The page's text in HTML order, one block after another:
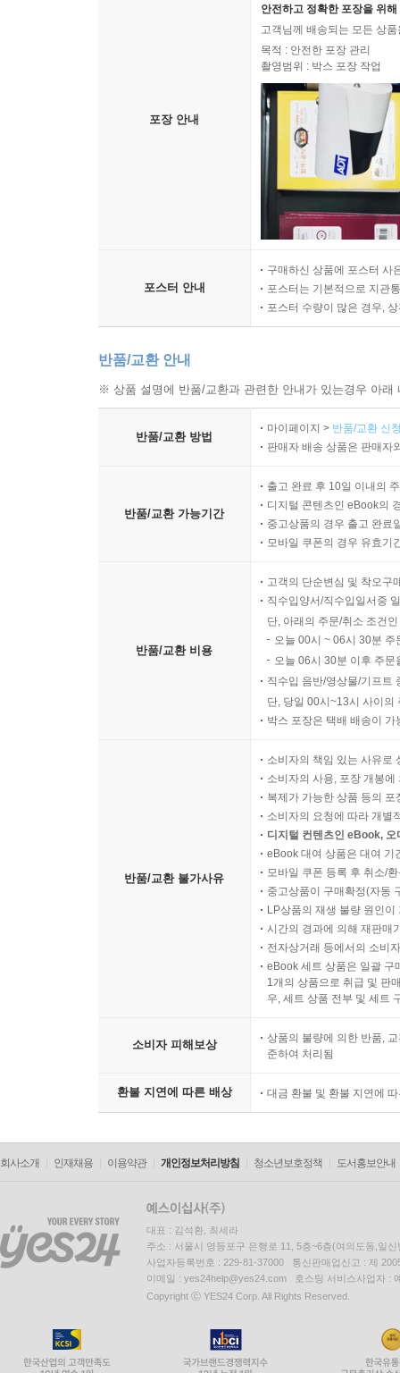
포장 안내
안전하고 정확한 포장을 위
고객님께 배송되는 모든 상
목적 : 안전한 포장 관리
촬영범위 : 박스 포장 작업
포스터 안내
구매하신 상품에 포스터 사
포스터는 기본적으로 지관
포스터 수량이 많은 경우,
반품/교환 안내
※ 상품 설명에 반품/교환과 관련한 안내가 있는경우 아
반품/교환 방법
마이페이지 > 반품/교환 신
판매자 배송 상품은 판매자
반품/교환 가능기간
출고 완료 후 10일 이내의
디지털 콘텐츠인 eBook의
중고상품의 경우 출고 완료
모바일 쿠폰의 경우 유효기
반품/교환 비용
고객의 단순변심 및 착오구
직수입양서/직수입일서중
단, 아래의 주문/취소 조건
오늘 00시 ~ 06시 30분
오늘 06시 30분 이후 주
직수입 음반/영상물/기프트
단, 당일 00시~13시 사이의
박스 포장은 택배 배송이
반품/교환 불가사유
소비자의 책임 있는 사유로
소비자의 사용, 포장 개봉
복제가 가능한 상품 등의
소비자의 요청에 따라 개별
디지털 컨텐츠인 eBook,
eBook 대여 상품은 대여 기
모바일 쿠폰 등록 후 취소/
중고상품이 구매확정(자동
LP상품의 재생 불량 원인
시간의 경과에 의해 재판매
전자상거래 등에서의 소비
eBook 세트 상품은 일괄 구
1개의 상품으로 취급 및 판
우, 세트 상품 전부 및 세트
소비자 피해보상
상품의 불량에 의한 반품,
준하여 처리됨
환불 지연에 따른 배상 대금 환불 및 환불 지연에
회사소개 인재채용 이용약관 개인정보처리방침 청소년보호정책 도서홍보안내
대표 : 김석환, 최세라
주소 : 서울시 영등포구 은행로 11, 5층~6층(여의도동,일신
사업자등록번호 : 229-81-37000 통신판매업신고 : 제
이메일 : yes24help@yes24.com 호스팅 서비스사업자 :
Copyright ⓒ YES24 Corp. All Rights Reserved.